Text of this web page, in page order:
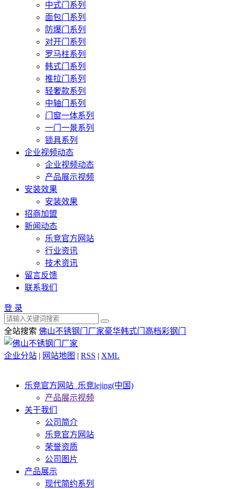
中式门系列
面包门系列
防爆门系列
对开门系列
罗马柱系列
韩式门系列
推拉门系列
轻奢款系列
中轴门系列
门窗一体系列
一门一景系列
锁具系列
企业视频动态
企业视频动态
产品展示视频
安装效果
安装效果
招商加盟
新闻动态
乐竞官方网站
行业资讯
技术资讯
留言反馈
联系我们
登 录
全站搜索 佛山不锈钢门厂家豪华韩式门 高档彩钢门
企业分站 | 网站地图 | RSS | XML
乐竞官方网站_乐竞lejing(中国)
产品展示视频
关于我们
公司简介
乐竞官方网站
荣誉资质
公司图片
产品展示
现代简约系列